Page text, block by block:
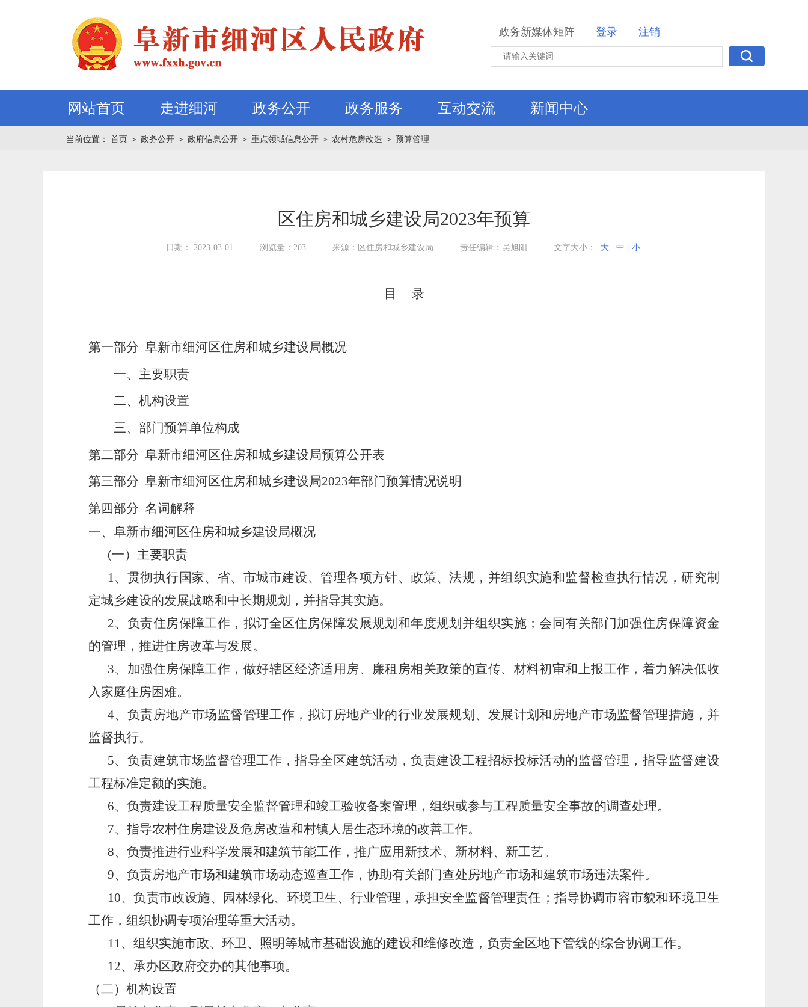
政务新媒体矩阵 | 登录 | 注销
网站首页 走进细河 政务公开 政务服务 互动交流 新闻中心
当前位置： 首页 ＞ 政务公开 ＞ 政府信息公开 ＞ 重点领域信息公开 ＞ 农村危房改造 ＞ 预算管理
区住房和城乡建设局2023年预算
日期： 2023-03-01 浏览量：203 来源：区住房和城乡建设局 责任编辑：吴旭阳 文字大小： 大 中 小
目 录
第一部分 阜新市细河区住房和城乡建设局概况
一、主要职责
二、机构设置
三、部门预算单位构成
第二部分 阜新市细河区住房和城乡建设局预算公开表
第三部分 阜新市细河区住房和城乡建设局2023年部门预算情况说明
第四部分 名词解释
一、阜新市细河区住房和城乡建设局概况
(一）主要职责
1、贯彻执行国家、省、市城市建设、管理各项方针、政策、法规，并组织实施和监督检查执行情况，研究制
定城乡建设的发展战略和中长期规划，并指导其实施。
2、负责住房保障工作，拟订全区住房保障发展规划和年度规划并组织实施；会同有关部门加强住房保障资金
的管理，推进住房改革与发展。
3、加强住房保障工作，做好辖区经济适用房、廉租房相关政策的宣传、材料初审和上报工作，着力解决低收
入家庭住房困难。
4、负责房地产市场监督管理工作，拟订房地产业的行业发展规划、发展计划和房地产市场监督管理措施，并
监督执行。
5、负责建筑市场监督管理工作，指导全区建筑活动，负责建设工程招标投标活动的监督管理，指导监督建设
工程标准定额的实施。
6、负责建设工程质量安全监督管理和竣工验收备案管理，组织或参与工程质量安全事故的调查处理。
7、指导农村住房建设及危房改造和村镇人居生态环境的改善工作。
8、负责推进行业科学发展和建筑节能工作，推广应用新技术、新材料、新工艺。
9、负责房地产市场和建筑市场动态巡查工作，协助有关部门查处房地产市场和建筑市场违法案件。
10、负责市政设施、园林绿化、环境卫生、行业管理，承担安全监督管理责任；指导协调市容市貌和环境卫生
工作，组织协调专项治理等重大活动。
11、组织实施市政、环卫、照明等城市基础设施的建设和维修改造，负责全区地下管线的综合协调工作。
12、承办区政府交办的其他事项。
（二）机构设置